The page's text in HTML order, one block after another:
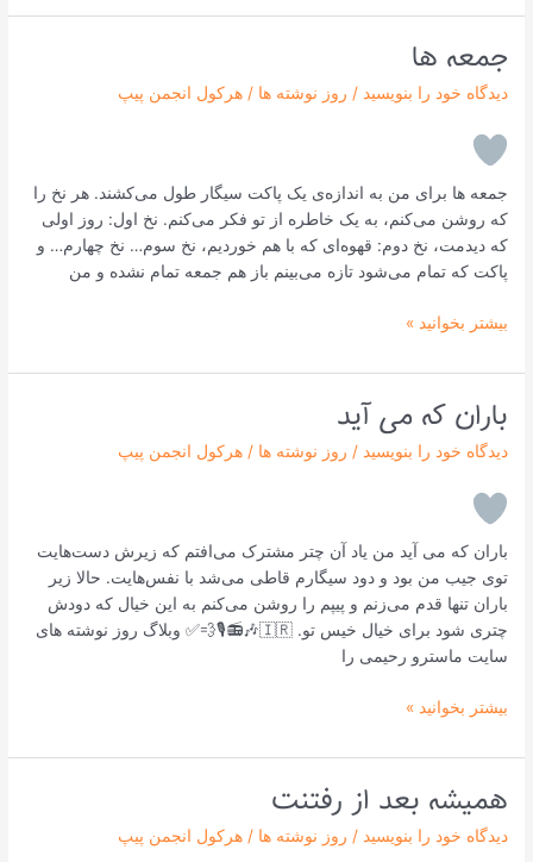
جمعه‌ ها
دیدگاه‌ خود را بنویسید / روز نوشته ها /هرکول انجمن پیپ
جمعه‌ ها برای من به اندازه‌ی یک پاکت سیگار طول می‌کشند. هر نخ را
که روشن می‌کنم، به یک خاطره از تو فکر می‌کنم. نخ اول: روز اولی
که دیدمت، نخ دوم: قهوه‌ای که با هم خوردیم، نخ سوم… نخ چهارم… و
پاکت که تمام می‌شود تازه می‌بینم باز هم جمعه تمام نشده و من
جمعه‌
ها
بیشتر بخوانید »
باران که می‌ آید
دیدگاه‌ خود را بنویسید / روز نوشته ها /هرکول انجمن پیپ
باران که می‌ آید من یاد آن چتر مشترک می‌افتم که زیرش دست‌هایت
توی جیب من بود و دود سیگارم قاطی می‌شد با نفس‌هایت. حالا زیر
باران تنها قدم می‌زنم و پیپم را روشن می‌کنم به این خیال که دودش
چتری شود برای خیال خیس تو. 🇮🇷🎶📻🎙💨✅ وبلاگ روز نوشته های
سایت ماسترو رحیمی را
باران
که
می‌
آید
بیشتر بخوانید »
همیشه بعد از رفتنت
دیدگاه‌ خود را بنویسید / روز نوشته ها /هرکول انجمن پیپ
همیشه
از